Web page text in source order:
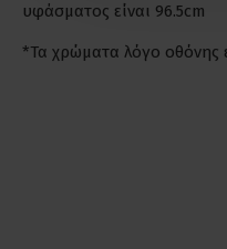
υφάσματος είναι 96.5cm
*Τα χρώματα λόγο οθόνης